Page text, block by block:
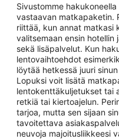
Sivustomme
vastaavan matkapaketin.
riittää, kun annat matkasi
valitsemaan ensin
sekä lisäpalvelut. Kun
lentovaihtoehdot
löytää hetkessä juuri
Lopuksi voit lisätä
lentokenttäkuljetukset tai
retkiä tai kiertoajelun.
tarjoa, mutta sen sijaan
tavoitettava
neuvoja majoitusliikkeesi